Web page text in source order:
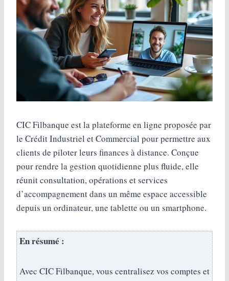
CIC Filbanque est la plateforme en ligne proposée par
le Crédit Industriel et Commercial pour permettre aux
clients de piloter leurs finances à distance. Conçue
pour rendre la gestion quotidienne plus fluide, elle
réunit consultation, opérations et services
d’accompagnement dans un même espace accessible
depuis un ordinateur, une tablette ou un smartphone.
En résumé :
Avec CIC Filbanque, vous centralisez vos comptes et